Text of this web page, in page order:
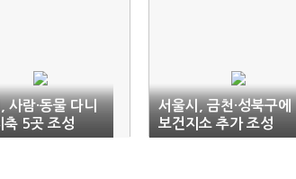
사람·동물 다니
축 5곳 조성
서울시, 금천·성북구에
보건지소 추가 조성